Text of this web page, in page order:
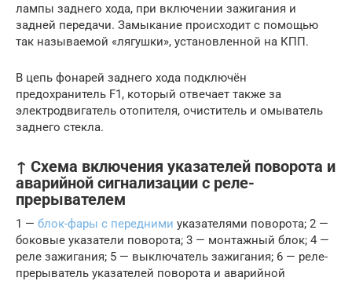
лампы заднего хода, при включении зажигания и
задней передачи. Замыкание происходит с помощью
так называемой «лягушки», установленной на КПП.
В цепь фонарей заднего хода подключён
предохранитель F1, который отвечает также за
электродвигатель отопителя, очиститель и омыватель
заднего стекла.
↑ Схема включения указателей поворота и
аварийной сигнализации с реле-
прерывателем
1 — блок-фары с передними указателями поворота; 2 —
боковые указатели поворота; 3 — монтажный блок; 4 —
реле зажигания; 5 — выключатель зажигания; 6 — реле-
прерыватель указателей поворота и аварийной